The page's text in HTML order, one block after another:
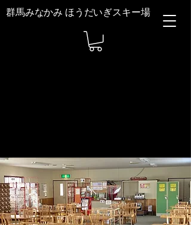
群馬みなかみ ほうだいぎスキー場